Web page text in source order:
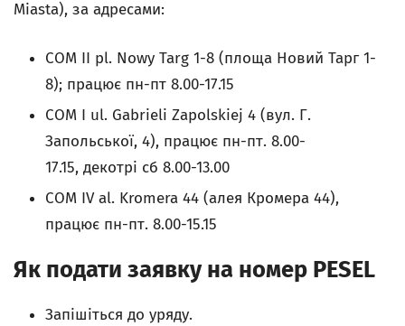
Miasta), за адресами:
COM II pl. Nowy Targ 1-8 (площа Новий Тарг 1-
8); працює пн-пт 8.00-17.15
COM I ul. Gabrieli Zapolskiej 4 (вул. Г.
Запольської, 4), працює пн-пт. 8.00-
17.15, декотрi сб 8.00-13.00
COM IV al. Kromera 44 (алея Кромера 44),
працює пн-пт. 8.00-15.15
Як подати заявку на номер PESEL
Запiшiться до уряду.